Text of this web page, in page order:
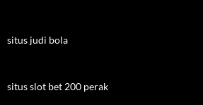
situs judi bola
situs slot bet 200 perak